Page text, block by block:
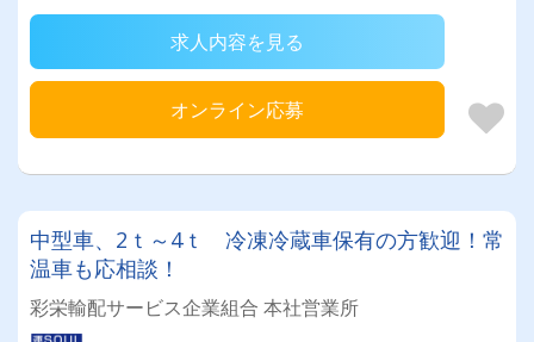
求人内容を見る
オンライン応募
中型車、2ｔ～4ｔ 冷凍冷蔵車保有の方歓迎！常
温車も応相談！
彩栄輸配サービス企業組合 本社営業所